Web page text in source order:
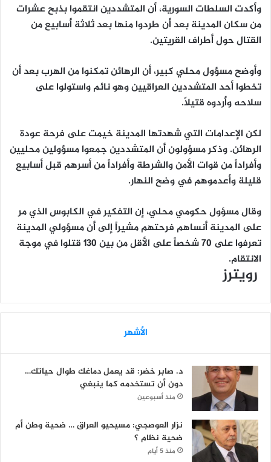
وأكدت السلطات السورية، أن المتشددين انتقموا بذبح عشرات
من سكان المدينة بعد أن طردوا منها بعد ثلاثة أسابيع من
القتال حول أطراف القريتين.
وأوضح مسؤول محلي كبير، أن الرهائن تمكنوا من الهرب بعد أن
تخطوا أحد المتشددين العراقيين وهو نائم واستولوا على
سلاحه وأردوه قتيلاً.
لكن الإعدامات التي شهدتها المدينة خيمت على فرحة عودة
الرهائن. وذكر مسؤولون أن المتشددين جمعوا مسؤولين محليين
وأفراداً من قوات الأمن والشرطة وأفراداً من أسرهم قبل أسابيع
قليلة وأعدموهم في وضح النهار.
وقال مسؤول حكومي محلي، إن التفكير في الكابوس الذي مر
على المدينة أنساهم فرحتهم مشيراً إلى أن مسؤولي المدينة
تعرفوا على 70 شخصاً على الأقل من بين 130 قتلوا في موجة
الانتقام.
رويترز
الأشهر
د. صابر خضر: قد يعمل دماغك طوال حياتك…
دون أن تستخدمه كما ينبغي
منذ أسبوعين
نزار العوصجي: مسيحيو العراق … ضحية وطن أم
ضحية نظام ؟
منذ 5 أيام